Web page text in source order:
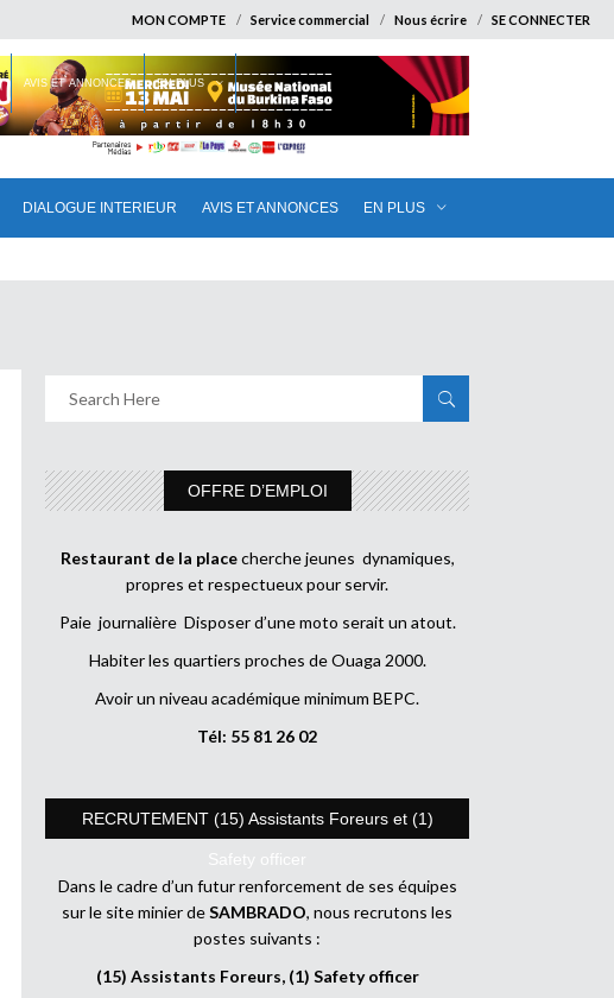
MON COMPTE Service commercial Nous écrire SE CONNECTER
DIALOGUE INTERIEUR AVIS ET ANNONCES EN PLUS
AVIS ET ANNONCES EN PLUS
OFFRE D’EMPLOI
Restaurant de la placecherche jeunes dynamiques,
propres et respectueux pour servir.
Paie journalière Disposer d’une moto serait un atout.
Habiter les quartiers proches de Ouaga 2000.
Avoir un niveau académique minimum BEPC.
Tél: 55 81 26 02
RECRUTEMENT (15) Assistants Foreurs et (1)
Safety officer
Dans le cadre d’un futur renforcement de ses équipes
sur le site minier deSAMBRADO, nous recrutons les
postes suivants :
(15) Assistants Foreurs, (1) Safety officer